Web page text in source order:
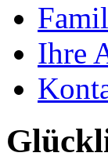
Ihre